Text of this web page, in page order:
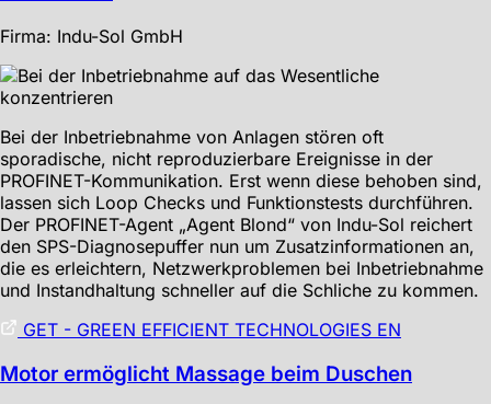
Firma: Indu-Sol GmbH
Bei der Inbetriebnahme von Anlagen stören oft
sporadische, nicht reproduzierbare Ereignisse in der
PROFINET-Kommunikation. Erst wenn diese behoben sind,
lassen sich Loop Checks und Funktionstests durchführen.
Der PROFINET-Agent „Agent Blond“ von Indu-Sol reichert
den SPS-Diagnosepuffer nun um Zusatzinformationen an,
die es erleichtern, Netzwerkproblemen bei Inbetriebnahme
und Instandhaltung schneller auf die Schliche zu kommen.
GET - GREEN EFFICIENT TECHNOLOGIES EN
Motor ermöglicht Massage beim Duschen